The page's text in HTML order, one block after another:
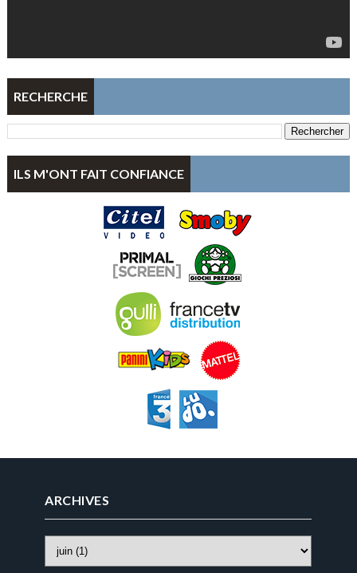
RECHERCHE
ILS M'ONT FAIT CONFIANCE
ARCHIVES